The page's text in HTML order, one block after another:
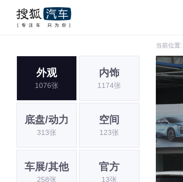
当前位置:
外观
1076张
内饰
1174张
底盘/动力
313张
空间
123张
车展/其他
258张
官方
13张